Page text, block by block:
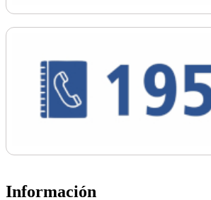
Información